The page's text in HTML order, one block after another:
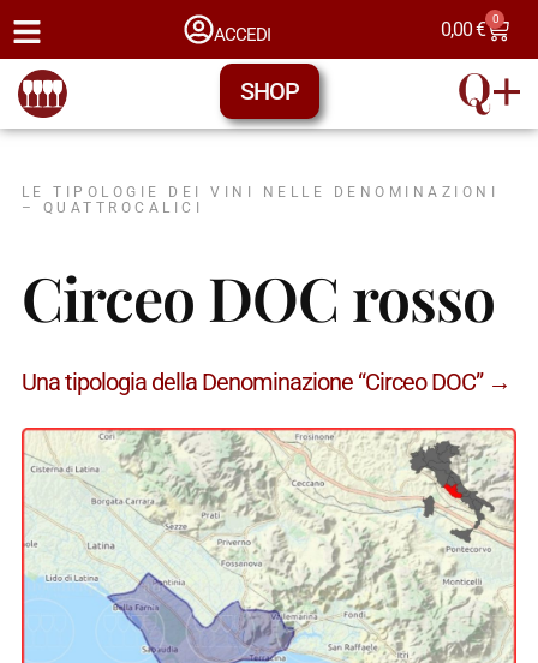
ACCEDI 0,00€ 0
SHOP
LE TIPOLOGIE DEI VINI NELLE DENOMINAZIONI
– QUATTROCALICI
Circeo DOC rosso
Una tipologia della Denominazione “Circeo DOC” →